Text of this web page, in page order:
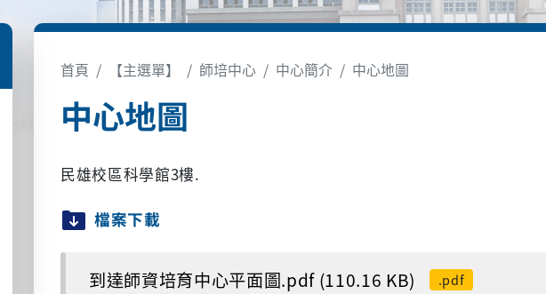
首頁 【主選單】 師培中心 中心簡介 中心地圖
中心地圖
民雄校區科學館3樓.
檔案下載
到達師資培育中心平面圖.pdf (110.16 KB) .pdf